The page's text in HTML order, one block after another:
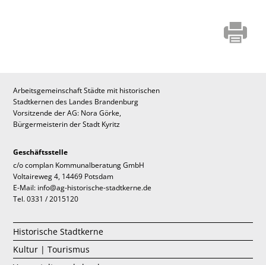
Arbeitsgemeinschaft Städte mit historischen
Stadtkernen des Landes Brandenburg
Vorsitzende der AG: Nora Görke,
Bürgermeisterin der Stadt Kyritz
Geschäftsstelle
c/o complan Kommunalberatung GmbH
Voltaireweg 4, 14469 Potsdam
E-Mail: info@ag-historische-stadtkerne.de
Tel. 0331 / 2015120
Historische Stadtkerne
Kultur | Tourismus